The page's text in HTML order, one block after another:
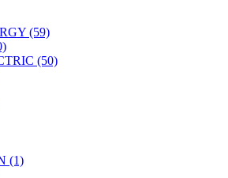
(59)
(50)
(1)